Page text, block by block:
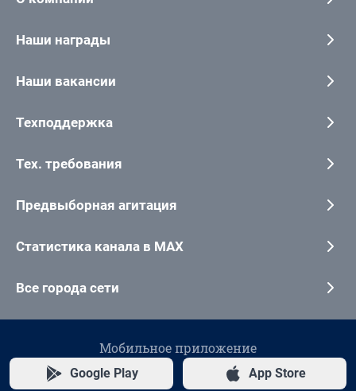
Наши награды
Наши вакансии
Техподдержка
Тех. требования
Предвыборная агитация
Статистика канала в MAX
Все города сети
Мобильное приложение
Google Play App Store